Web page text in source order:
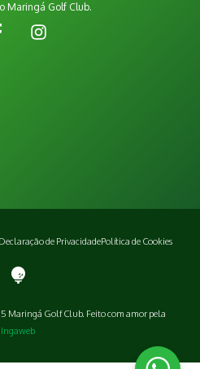
Maringá Golf Club.
de PrivacidadePolítica de Cookies
Maringá Golf Club. Feito com amor pela
Ingaweb